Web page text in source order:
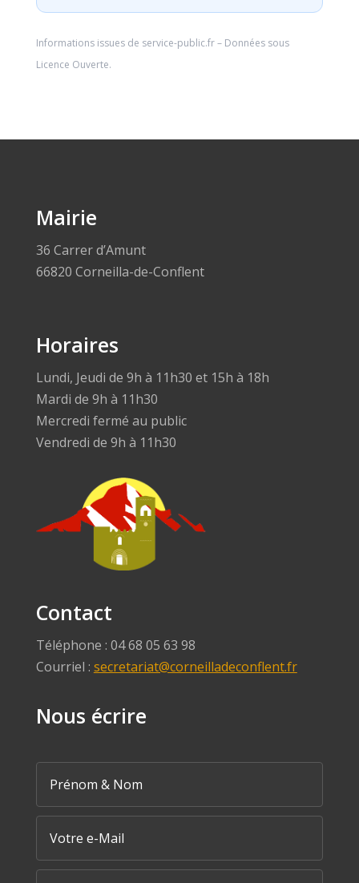
Informations issues de service-public.fr– Données sous
Licence Ouverte.
Mairie
36 Carrer d’Amunt
66820 Corneilla-de-Conflent
Horaires
Lundi, Jeudi de 9h à 11h30 et 15h à 18h
Mardi de 9h à 11h30
Mercredi fermé au public
Vendredi de 9h à 11h30
Contact
Téléphone : 04 68 05 63 98
Courriel : secretariat@corneilladeconflent.fr
Nous écrire